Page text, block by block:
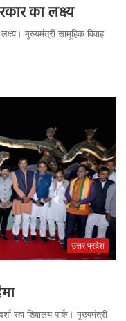
का लक्ष्य
मुख्यमंत्री सामूहिक विवाह
उत्तर प्रदेश
रहा शिवालय पार्क। मुख्यमंत्री